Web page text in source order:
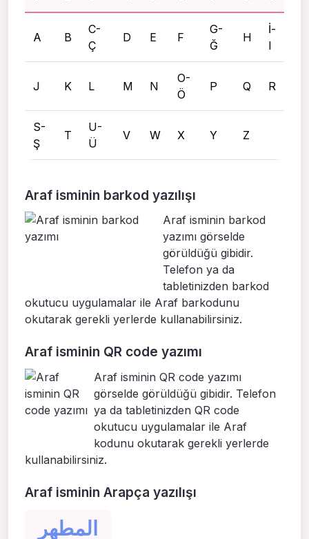
A B
C-
Ç
D E F
G-
Ğ
H
İ-
I
J K L M N
O-
Ö
P Q R
S-
Ş
T
U-
Ü
V W X Y Z
Araf isminin barkod yazılışı
Araf isminin barkod
yazımı görselde
görüldüğü gibidir.
Telefon ya da
tabletinizden barkod
okutucu uygulamalar ile Araf barkodunu
okutarak gerekli yerlerde kullanabilirsiniz.
Araf isminin QR code yazımı
Araf isminin QR code yazımı
görselde görüldüğü gibidir. Telefon
ya da tabletinizden QR code
okutucu uygulamalar ile Araf
kodunu okutarak gerekli yerlerde
kullanabilirsiniz.
Araf isminin Arapça yazılışı
المطهر